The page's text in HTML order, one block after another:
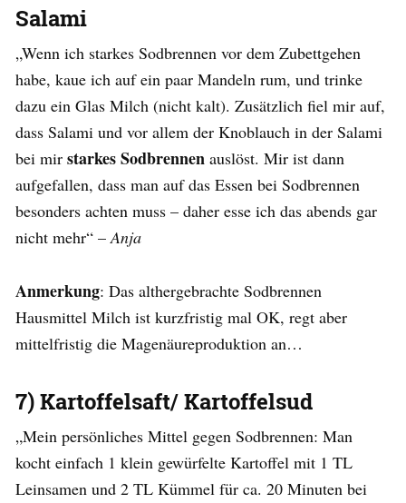
Salami
„Wenn ich starkes Sodbrennen vor dem Zubettgehen
habe, kaue ich auf ein paar Mandeln rum, und trinke
dazu ein Glas Milch (nicht kalt). Zusätzlich fiel mir auf,
dass Salami und vor allem der Knoblauch in der Salami
bei mir starkes Sodbrennen auslöst. Mir ist dann
aufgefallen, dass man auf das Essen bei Sodbrennen
besonders achten muss – daher esse ich das abends gar
nicht mehr“ –Anja
Anmerkung: Das althergebrachte Sodbrennen
Hausmittel Milch ist kurzfristig mal OK, regt aber
mittelfristig die Magenäureproduktion an…
7) Kartoffelsaft/ Kartoffelsud
„Mein persönliches Mittel gegen Sodbrennen: Man
kocht einfach 1 klein gewürfelte Kartoffel mit 1 TL
Leinsamen und 2 TL Kümmel für ca. 20 Minuten bei